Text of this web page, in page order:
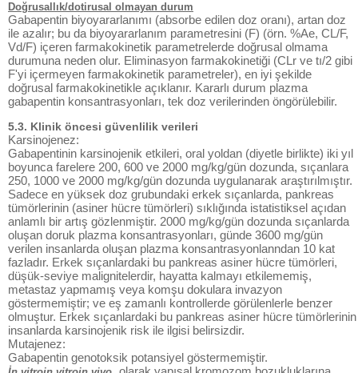
Doğrusallık/dotirusal olmayan durum
Gabapentin biyoyararlanımı (absorbe edilen doz oranı), artan doz
ile azalır; bu da biyoyararlanım parametresini (F) (örn. %Ae, CL/F,
Vd/F) içeren farmakokinetik parametrelerde doğrusal olmama
durumuna neden olur. Eliminasyon farmakokinetiği (CLr ve tı/2 gibi
F'yi içermeyen farmakokinetik parametreler), en iyi şekilde
doğrusal farmakokinetikle açıklanır. Kararlı durum plazma
gabapentin konsantrasyonları, tek doz verilerinden öngörülebilir.
5.3. Klinik öncesi güvenlilik verileri
Karsinojenez:
Gabapentinin karsinojenik etkileri, oral yoldan (diyetle birlikte) iki yıl
boyunca farelere 200, 600 ve 2000 mg/kg/gün dozunda, sıçanlara
250, 1000 ve 2000 mg/kg/gün dozunda uygulanarak araştırılmıştır.
Sadece en yüksek doz grubundaki erkek sıçanlarda, pankreas
tümörlerinin (asiner hücre tümörleri) sıklığında istatistiksel açıdan
anlamlı bir artış gözlenmiştir. 2000 mg/kg/gün dozunda sıçanlarda
oluşan doruk plazma konsantrasyonları, günde 3600 mg/gün
verilen insanlarda oluşan plazma konsantrasyonlanndan 10 kat
fazladır. Erkek sıçanlardaki bu pankreas asiner hücre tümörleri,
düşük-seviye malignitelerdir, hayatta kalmayı etkilememiş,
metastaz yapmamış veya komşu dokulara invazyon
göstermemiştir; ve eş zamanlı kontrollerde görülenlerle benzer
olmuştur. Erkek sıçanlardaki bu pankreas asiner hücre tümörlerinin
insanlarda karsinojenik risk ile ilgisi belirsizdir.
Mutajenez:
Gabapentin genotoksik potansiyel göstermemiştir.